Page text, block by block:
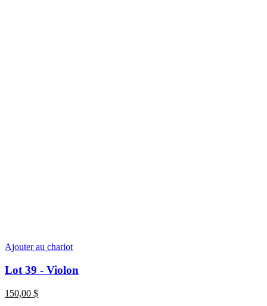
Ajouter au chariot
Lot 39 - Violon
150,00 $